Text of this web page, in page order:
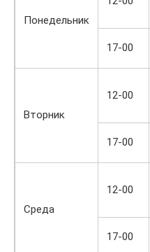
Понедельник
17-00
Вторник
12-00
17-00
Среда
12-00
17-00